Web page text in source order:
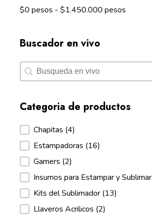
$0 pesos - $1.450.000 pesos
Buscador en vivo
Buscador en vivo
Buscador en vivo
Categoria de productos
Categoria de productos
Chapitas (4)
Estampadoras (16)
Gamers (2)
Insumos para Estampar y Sublimar
Kits del Sublimador (13)
Llaveros Acrilicos (2)